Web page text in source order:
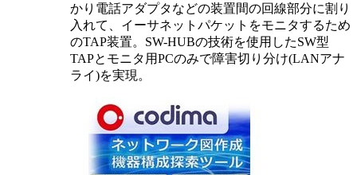
かり電話アダプタなどの装置間の回線部分に割り
入れて、イーサネットパケットをモニタするため
のTAP装置。SW-HUBの技術を使用したSW型
TAPとモニタ用PCのみで障害切り分け(LANアナ
ライ)を実現。